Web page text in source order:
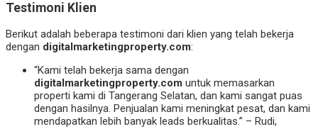
Testimoni Klien
Berikut adalah beberapa testimoni dari klien yang telah bekerja
dengan digitalmarketingproperty.com:
“Kami telah bekerja sama dengan
digitalmarketingproperty.com untuk memasarkan
properti kami di Tangerang Selatan, dan kami sangat puas
dengan hasilnya. Penjualan kami meningkat pesat, dan kami
mendapatkan lebih banyak leads berkualitas.” – Rudi,